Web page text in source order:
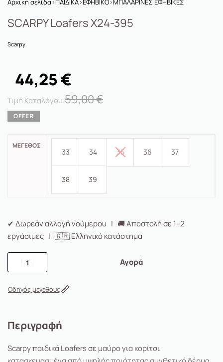
Αρχική σελίδα› ΠΑΙΔΙΚΑ›ΕΦΗΒΙΚΟ›ΜΠΑΛΑΡΙΝΕΣ ΕΦΗΒΙΚΕΣ
SCARPY Loafers X24-395
Scarpy
59,00€
44,25€
ΜΈΓΕΘΟΣ
33 34 35 36 37
38 39
✔ Δωρεάν αλλαγή νούμερου | 🚚 Αποστολή σε 1–2
εργάσιμες | 🇬🇷 Ελληνικό κατάστημα
Αγορά
Οδηγός μεγέθους
Περιγραφή
Scarpy παιδικά Loafers σε μαύρο για κορίτσι